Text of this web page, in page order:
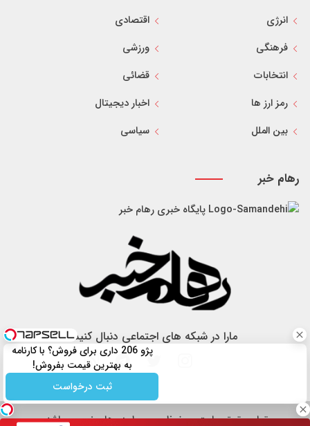
انرژی
اقتصادی
فرهنگی
ورزشی
انتخابات
قضائی
رمز ارز ها
اخبار دیجیتال
بین الملل
سیاسی
رهام خبر
پایگاه خبری رهام خبر
مارا در شبکه های اجتماعی دنبال کنید
تمام حقوق سایت محفوظ و مربوط به رهام خبر می باشد.
پژو 206 داری برای فروش؟ با کارنامه
به بهترین قیمت بفروش!
ثبت درخواست